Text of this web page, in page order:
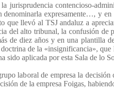
jurisprudencia contencioso-
denominarla expresamente…, y
que llevó al TSJ andaluz a
del alto tribunal, la confusión
de diez años y en una plantilla
doctrina de la «insignificancia»,
sido aplicada por esta Sala de lo
laboral de empresa la
de la empresa Foigas,